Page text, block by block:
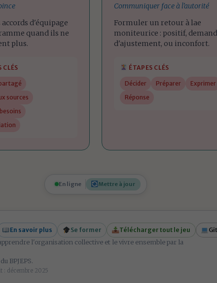
d'équipage
quand ils ne
plus.
CLÉS
sources
Communiquer face à l'autorité
Formuler un retour à lae
moniteurice : positif,
d'ajustement, ou inconfort.
ÉTAPES CLÉS
Décider Préparer
Exprimer
Réponse
En ligne Mettre à jour
En savoir plus Se former Télécharger tout le jeu
l'organisation collective et le vivre ensemble par la
BPJEPS.
: décembre 2025